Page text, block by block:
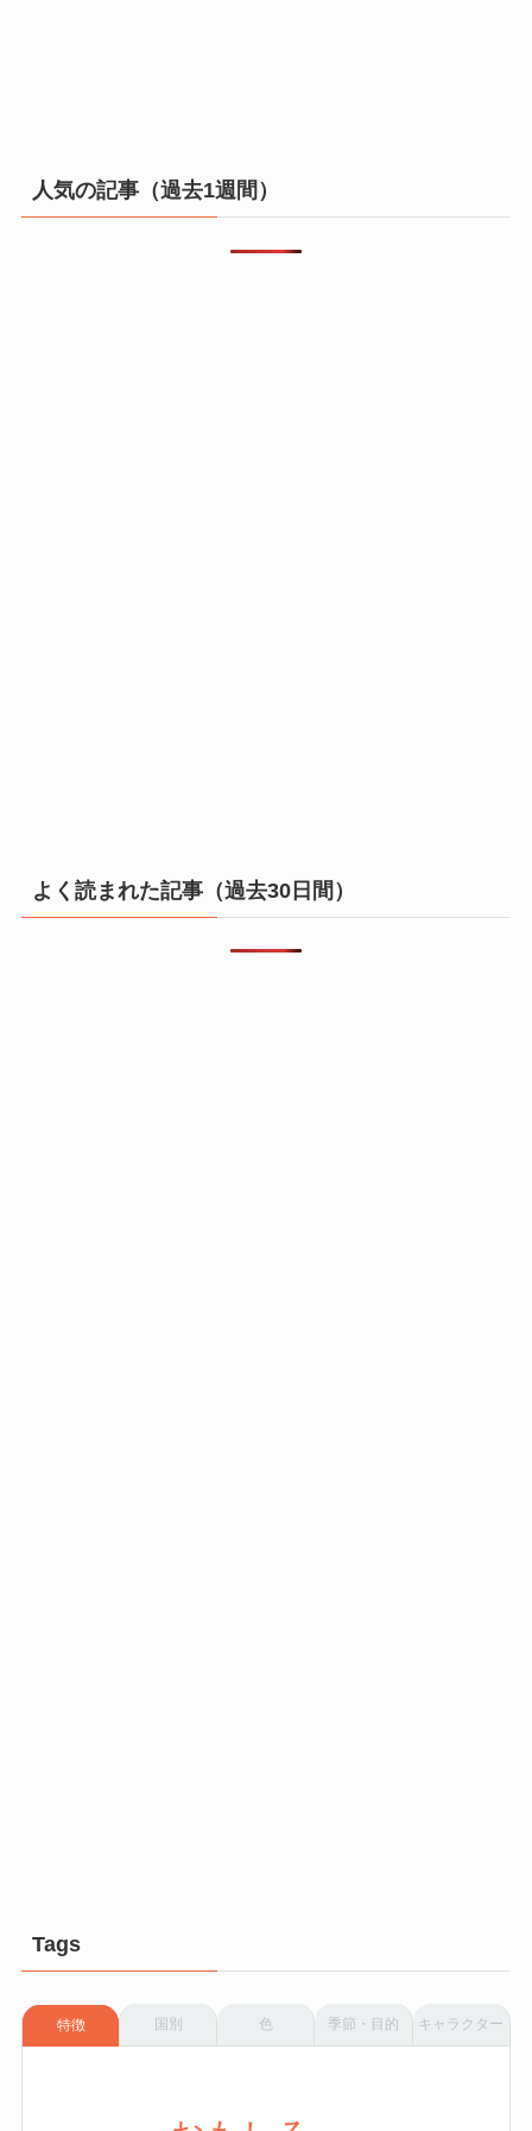
人気の記事（過去1週間）
よく読まれた記事（過去30日間）
Tags
特徴 国別 色 季節・目的 キャラクター